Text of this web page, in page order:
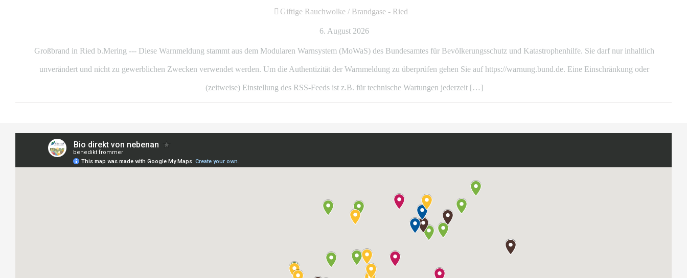
Giftige Rauchwolke / Brandgase - Ried
6. August 2026
Großbrand in Ried b.Mering --- Diese Warnmeldung stammt aus dem Modularen Warnsystem (MoWaS) des Bundesamtes für Bevölkerungsschutz und Katastrophenhilfe. Sie darf nur inhaltlich
unverändert und nicht zu gewerblichen Zwecken verwendet werden. Um die Authentizität der Warnmeldung zu überprüfen gehen Sie auf https://warnung.bund.de. Eine Einschränkung oder
(zeitweise) Einstellung des RSS-Feeds ist z.B. für technische Wartungen jederzeit […]